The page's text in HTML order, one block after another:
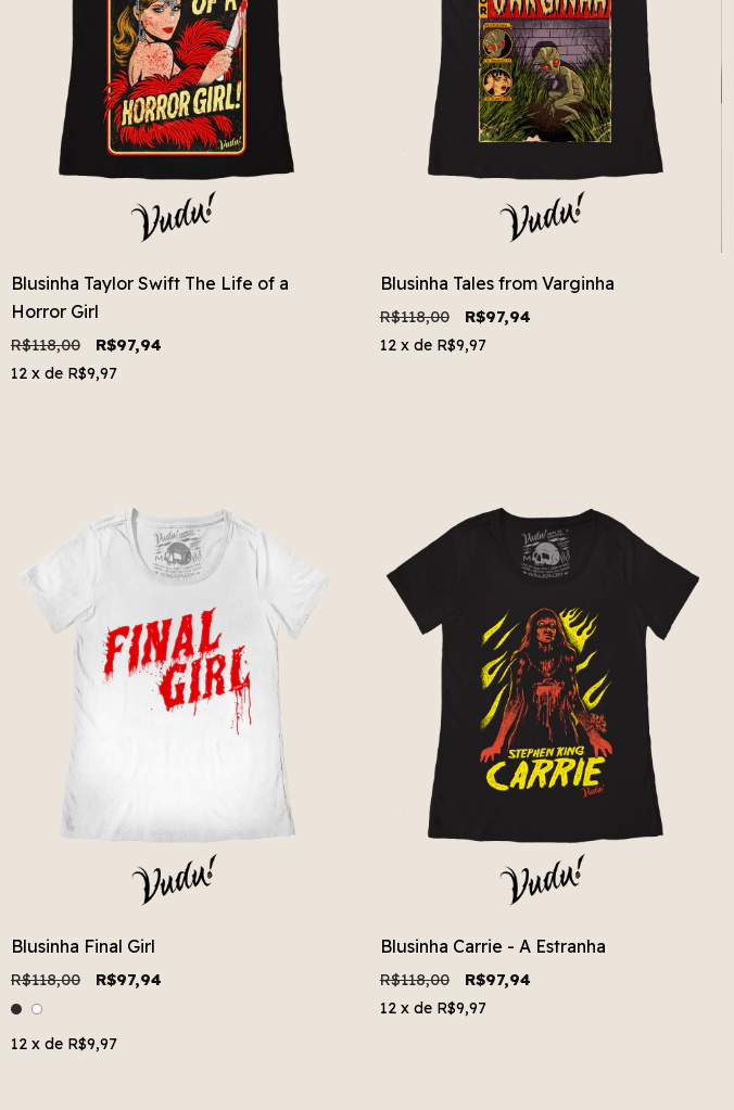
Blusinha Taylor Swift The Life of a
Horror Girl
R$118,00 R$97,94
12 x de R$9,97
Blusinha Tales from Varginha
R$118,00 R$97,94
12 x de R$9,97
Blusinha Final Girl
R$118,00 R$97,94
12 x de R$9,97
Blusinha Carrie - A Estranha
R$118,00 R$97,94
12 x de R$9,97